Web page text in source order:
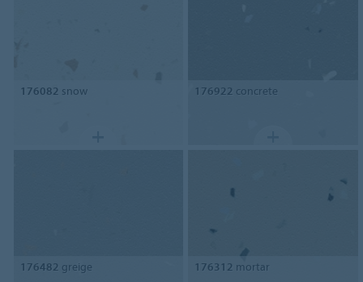
176082 snow 176922 concrete
176482 greige 176312 mortar